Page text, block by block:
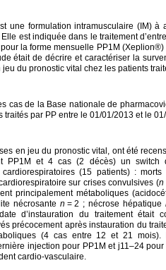
une formulation intramusculaire (IM)
est indiquée dans le traitement
la forme mensuelle PP1M
était de décrire et caractériser la
du pronostic vital chez les patients
cas de la Base nationale de
traités par PP entre le 01/01/2013 et le
en jeu du pronostic vital, ont été
PP1M et 4 cas (2 décès) un switch
(15 patients) :
sur crises convulsives (n
principalement métaboliques
nécrosante n = 2 ; nécrose hépatique
d’instauration du traitement était
précocement après instauration du
(4 cas entre 12 et 21
injection pour PP1M et j11–24
cardio-vasculaire.